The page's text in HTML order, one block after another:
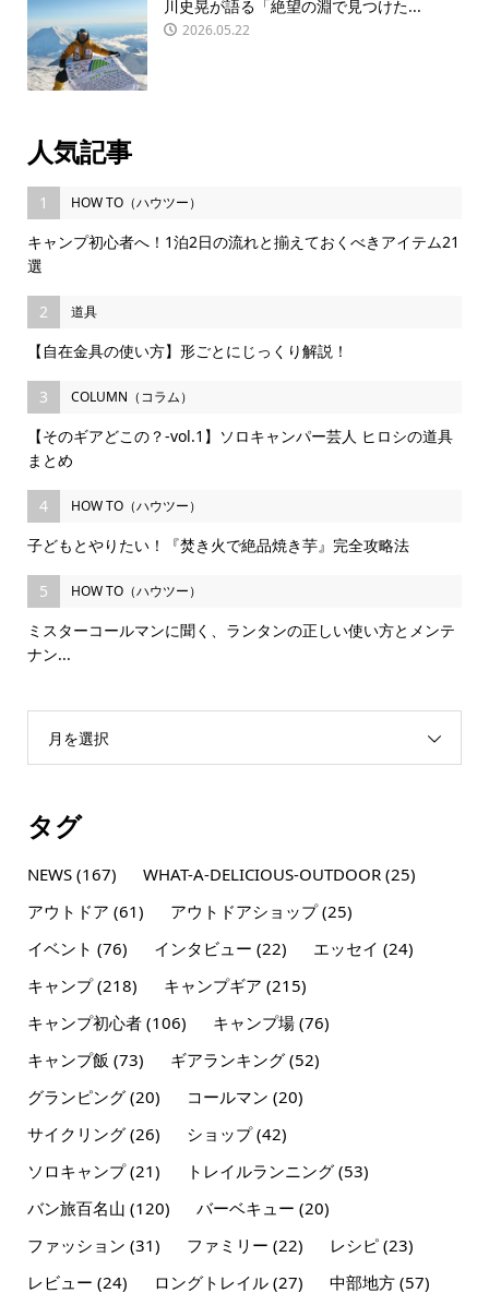
川史晃が語る「絶望の淵で見つけた...
2026.05.22
人気記事
1 HOW TO（ハウツー）
キャンプ初心者へ！1泊2日の流れと揃えておくべきアイテム21
選
2 道具
【自在金具の使い方】形ごとにじっくり解説！
3 COLUMN（コラム）
【そのギアどこの？-vol.1】ソロキャンパー芸人 ヒロシの道具
まとめ
4 HOW TO（ハウツー）
子どもとやりたい！『焚き火で絶品焼き芋』完全攻略法
5 HOW TO（ハウツー）
ミスターコールマンに聞く、ランタンの正しい使い方とメンテ
ナン...
月を選択
タグ
NEWS(167) WHAT-A-DELICIOUS-OUTDOOR(25)
アウトドア (61) アウトドアショップ(25)
イベント (76) インタビュー (22) エッセイ (24)
キャンプ(218) キャンプギア (215)
キャンプ初心者(106) キャンプ場(76)
キャンプ飯 (73) ギアランキング(52)
グランピング(20) コールマン (20)
サイクリング(26) ショップ(42)
ソロキャンプ(21) トレイルランニング(53)
バン旅百名山 (120) バーベキュー (20)
ファッション (31) ファミリー (22) レシピ(23)
レビュー (24) ロングトレイル(27) 中部地方(57)